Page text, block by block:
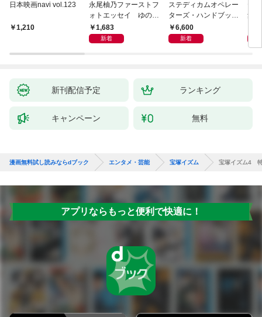
日本映画navi vol.123
1,210
永尾柚乃ファーストフ
ォトエッセイ ゆのも
のがたり
1,683
新着
ステディカムオペレー
ターズ・ハンドブック
日本語版 電子版 第２
版
6,600
新着
集
ウ
【
新刊配信予定 ランキング
キャンペーン 無料
漫画無料試し読みならdブック エンタメ・芸能 宝塚イズム 宝塚イズム4
アプリならもっと便利で快適に！